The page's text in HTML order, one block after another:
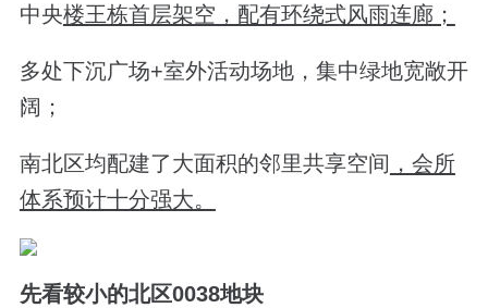
中央楼王栋首层架空，配有环绕式风雨连廊；
多处下沉广场+室外活动场地，集中绿地宽敞开
阔；
南北区均配建了大面积的邻里共享空间 ，会所
体系预计十分强大。
先看较小的北区0038地块